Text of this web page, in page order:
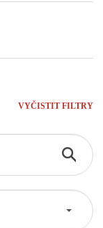
VYČISTIT FILTRY